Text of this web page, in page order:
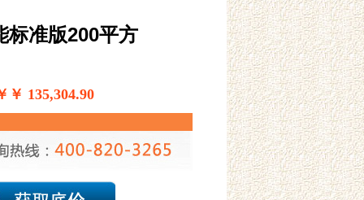
标准版200平方
￥ 135,304.90